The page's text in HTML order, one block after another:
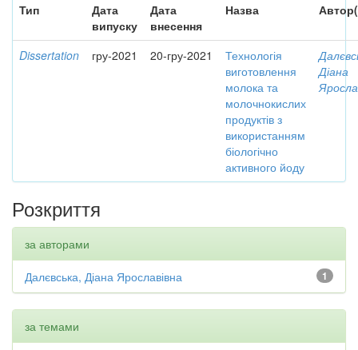
Тип
Дата
випуску
Дата
внесення
Назва
Dissertation гру-2021 20-гру-2021
Технологія
виготовлення
молока та
молочнокислих
продуктів з
використанням
біологічно
активного йоду
Діана
Розкриття
за авторами
1
Далєвська, Діана Ярославівна
за темами